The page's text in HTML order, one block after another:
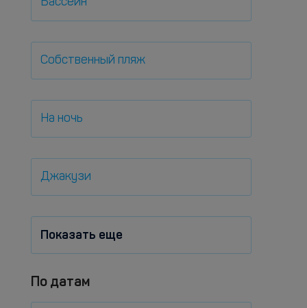
Собственный пляж
На ночь
Джакузи
Показать еще
По датам